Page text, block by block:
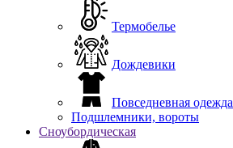
Термобелье
Дождевики
Повседневная одежда
Подшлемники, вороты
Сноубордическая